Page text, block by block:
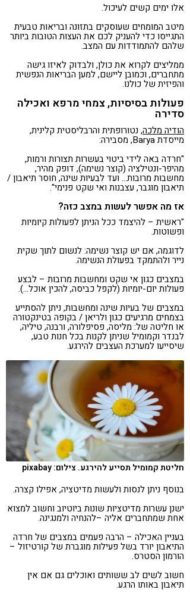
אלו ימים קשים לעיכול.
מיטב המומחים שעוסקים בתזונה ובריאות טבעית
התגייסו כדי להעניק לכם את העצות הטובות ביותר
שלהם להתמודדות עם המצב.
ממליצים לקרוא את כולן, ולבדוק לאיזו גישה
מתחברים, וכמובן ליישם, למען הבריאות הנפשית
והפיזית של כולנו.
פעולות בסיסיות, צמחי מרפא ואכילה
סדירה
הודיה מלכה, נטורופתית והרבליסטית קלינית,
מייסדת Barya, מסבירה:
"חרדה באה לידי ביטוי בעשרות תצורות ורמות,
מהיפר-ונטילציה (קוצר נשימה), דופק מהיר,
מחשבות מרובות… ועד לבעיות שינה, חוסר תיאבון /
תיאבון מוגבר, עצבנות ואי שקט פנימי".
אז מה אפשר לעשות במצב כזה?
"ראשית – להיצמד ככל הניתן לפעולות קיומיות
ופשוטות.
לדוגמה, אם יש קוצר נשימה: לנשום לתוך שקית
נייר ולהתמקד בפעולת הנשימה.
במצבים כגון אי שקט ומחשבות מרובות – לבצע
פעולות יום-יומיות (לקפל כביסה, להכין אוכל…).
במצבים של בעיות שינה ומחשבות, ניתן להסתייע
בצמחים מרגיעים כגון ולריאן / בקופה בטינקטורה
או חליטה של: מליסה, פסיפלורה, ורבנה, טיליה,
לבנדר וקמומיל שניתן לקנות בכל חנות טבע,
שיסייעו למערכת העצבים להירגע.
חליטת קמומיל תסייע להירגע. צילום: pixabay
בנוסף ניתן לנסות ולעשות מדיטציה, אפילו קצרה.
ישנן עשרות מדיטציות שונות ביוטיוב וחשוב למצוא
אחת שמתחברים אליה –להנחיה ולמנגינה.
בעניין האכילה – הרבה פעמים במצבים של חרדה
התיאבון יורד בשל פעילות מוגברת של קורטיזול –
הורמון הסטרס.
חשוב לשים לב ששותים ואוכלים גם אם אין
תיאבון באותו הרגע.